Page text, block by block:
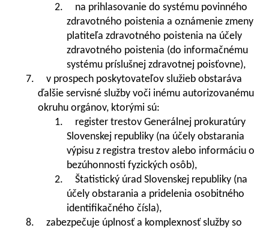
2. na prihlasovanie do systému povinného
zdravotného poistenia a oznámenie zmeny
platiteľa zdravotného poistenia na účely
zdravotného poistenia (do informačnému
systému príslušnej zdravotnej poisťovne),
7. v prospech poskytovateľov služieb obstaráva
ďalšie servisné služby voči inému autorizovanému
okruhu orgánov, ktorými sú:
1. register trestov Generálnej prokuratúry
Slovenskej republiky (na účely obstarania
výpisu z registra trestov alebo informáciu o
bezúhonnosti fyzických osôb),
2. Štatistický úrad Slovenskej republiky (na
účely obstarania a pridelenia osobitného
identifikačného čísla),
8. zabezpečuje úplnosť a komplexnosť služby so